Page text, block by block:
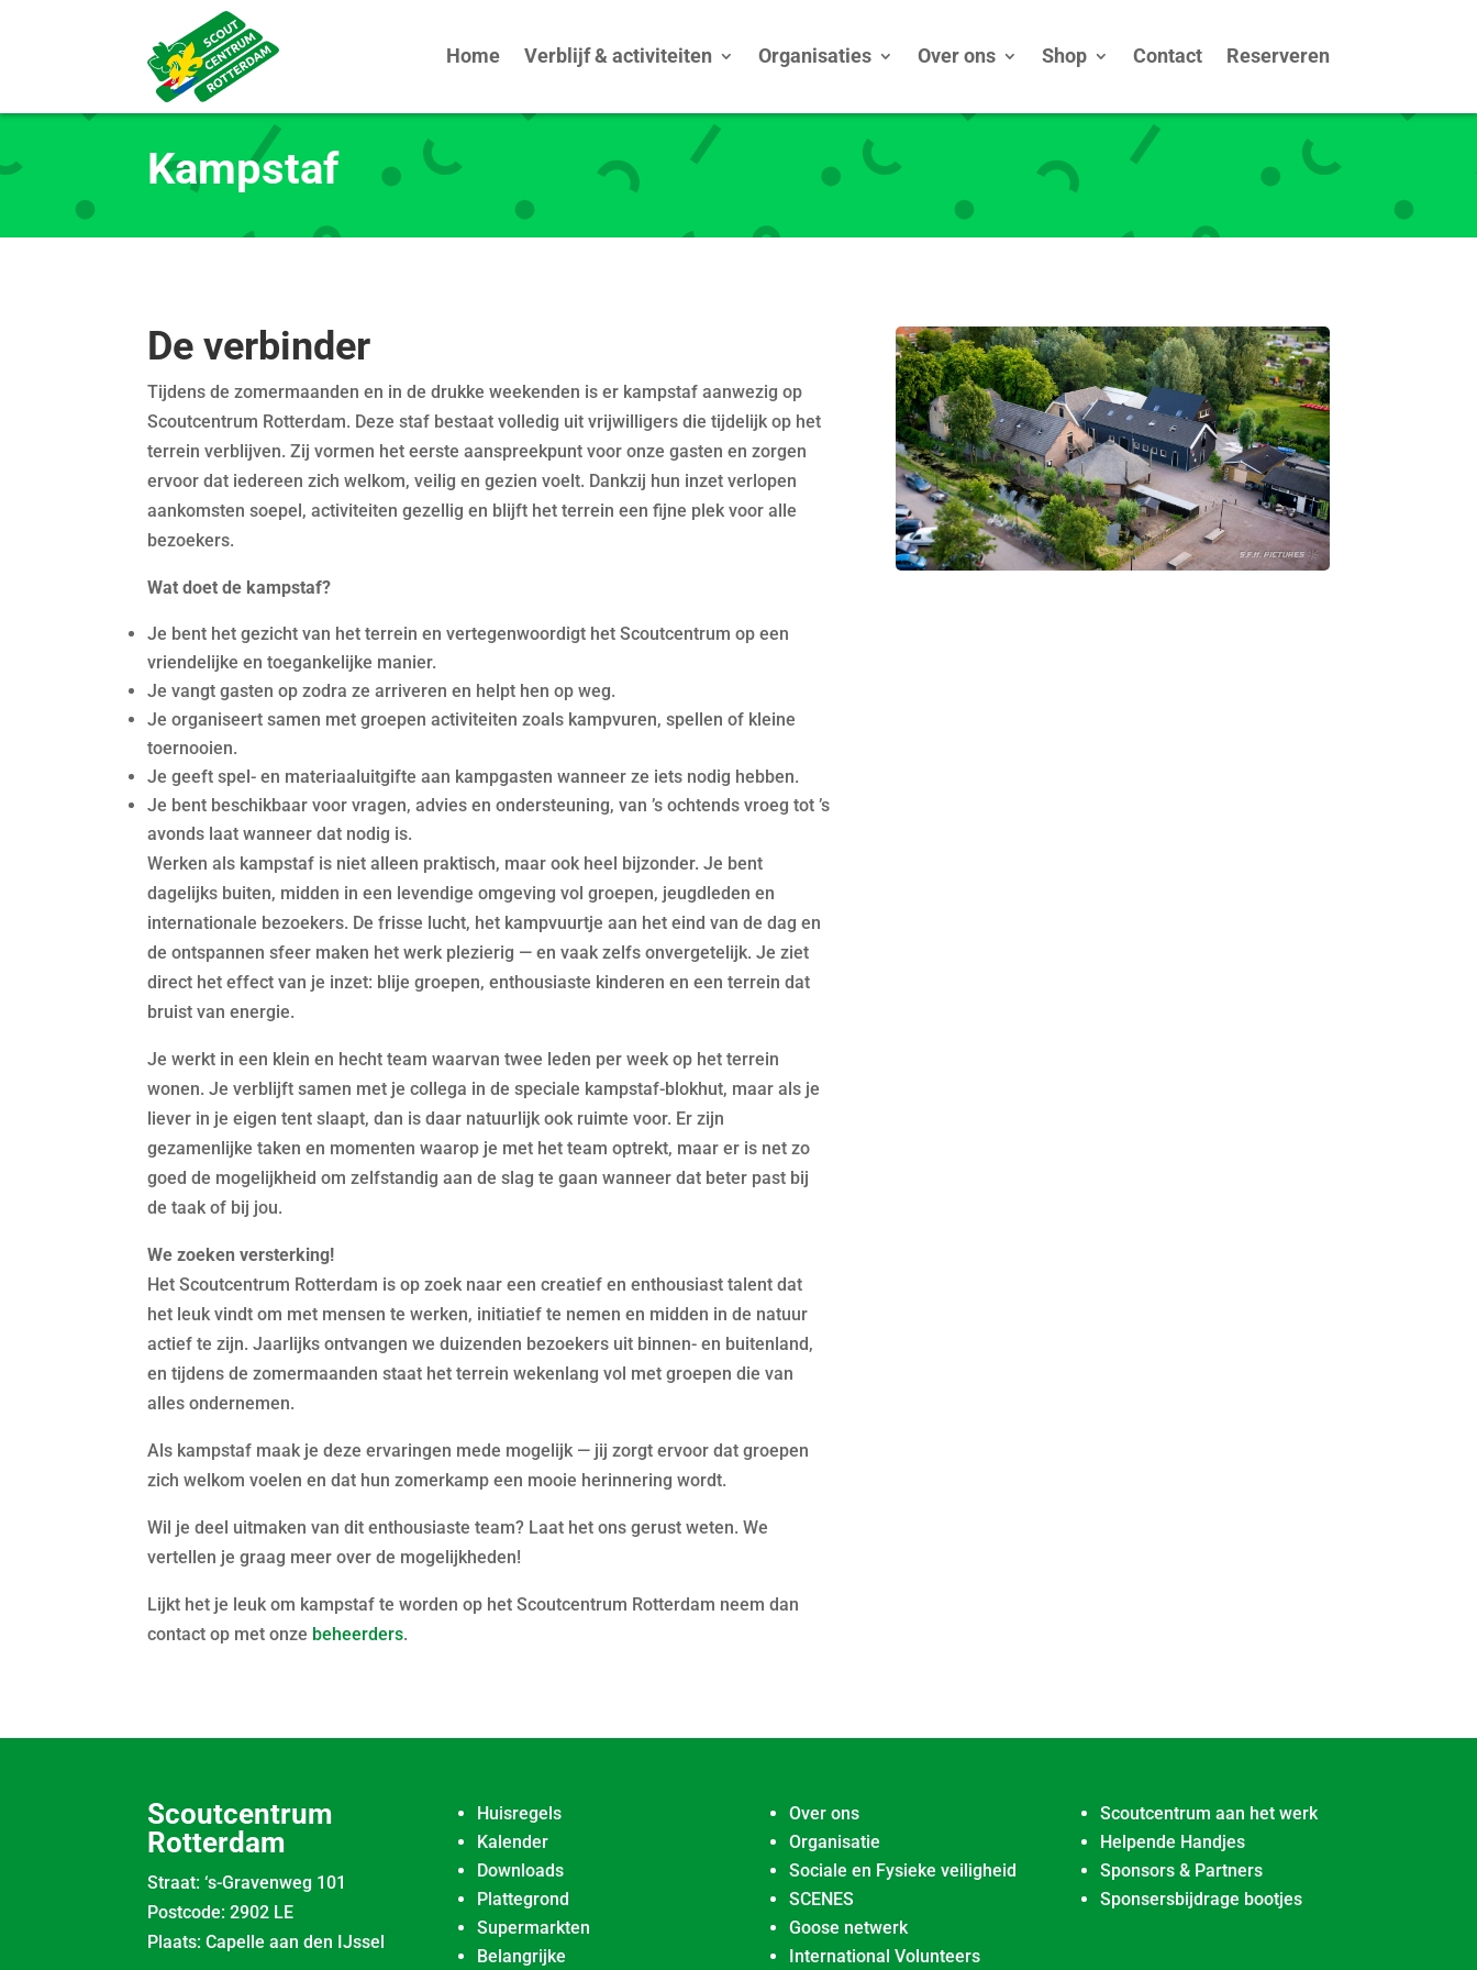
Home Verblijf & activiteiten Organisaties Over ons Shop Contact Reserveren
Kampstaf
De verbinder
Tijdens de zomermaanden en in de drukke weekenden is er kampstaf aanwezig op
Scoutcentrum Rotterdam. Deze staf bestaat volledig uit vrijwilligers die tijdelijk op het
terrein verblijven. Zij vormen het eerste aanspreekpunt voor onze gasten en zorgen
ervoor dat iedereen zich welkom, veilig en gezien voelt. Dankzij hun inzet verlopen
aankomsten soepel, activiteiten gezellig en blijft het terrein een fijne plek voor alle
bezoekers.
Wat doet de kampstaf?
Je bent het gezicht van het terrein en vertegenwoordigt het Scoutcentrum op een
vriendelijke en toegankelijke manier.
Je vangt gasten op zodra ze arriveren en helpt hen op weg.
Je organiseert samen met groepen activiteiten zoals kampvuren, spellen of kleine
toernooien.
Je geeft spel- en materiaaluitgifte aan kampgasten wanneer ze iets nodig hebben.
Je bent beschikbaar voor vragen, advies en ondersteuning, van ’s ochtends vroeg tot ’s
avonds laat wanneer dat nodig is.
Werken als kampstaf is niet alleen praktisch, maar ook heel bijzonder. Je bent
dagelijks buiten, midden in een levendige omgeving vol groepen, jeugdleden en
internationale bezoekers. De frisse lucht, het kampvuurtje aan het eind van de dag en
de ontspannen sfeer maken het werk plezierig — en vaak zelfs onvergetelijk. Je ziet
direct het effect van je inzet: blije groepen, enthousiaste kinderen en een terrein dat
bruist van energie.
Je werkt in een klein en hecht team waarvan twee leden per week op het terrein
wonen. Je verblijft samen met je collega in de speciale kampstaf-blokhut, maar als je
liever in je eigen tent slaapt, dan is daar natuurlijk ook ruimte voor. Er zijn
gezamenlijke taken en momenten waarop je met het team optrekt, maar er is net zo
goed de mogelijkheid om zelfstandig aan de slag te gaan wanneer dat beter past bij
de taak of bij jou.
We zoeken versterking!
Het Scoutcentrum Rotterdam is op zoek naar een creatief en enthousiast talent dat
het leuk vindt om met mensen te werken, initiatief te nemen en midden in de natuur
actief te zijn. Jaarlijks ontvangen we duizenden bezoekers uit binnen- en buitenland,
en tijdens de zomermaanden staat het terrein wekenlang vol met groepen die van
alles ondernemen.
Als kampstaf maak je deze ervaringen mede mogelijk — jij zorgt ervoor dat groepen
zich welkom voelen en dat hun zomerkamp een mooie herinnering wordt.
Wil je deel uitmaken van dit enthousiaste team? Laat het ons gerust weten. We
vertellen je graag meer over de mogelijkheden!
Lijkt het je leuk om kampstaf te worden op het Scoutcentrum Rotterdam neem dan
contact op met onze beheerders.
Scoutcentrum
Rotterdam
Straat: ‘s-Gravenweg 101
Postcode: 2902 LE
Plaats: Capelle aan den IJssel
Huisregels
Kalender
Downloads
Plattegrond
Supermarkten
Belangrijke
Over ons
Organisatie
Sociale en Fysieke veiligheid
SCENES
Goose netwerk
International Volunteers
Scoutcentrum aan het werk
Helpende Handjes
Sponsors & Partners
Sponsersbijdrage bootjes